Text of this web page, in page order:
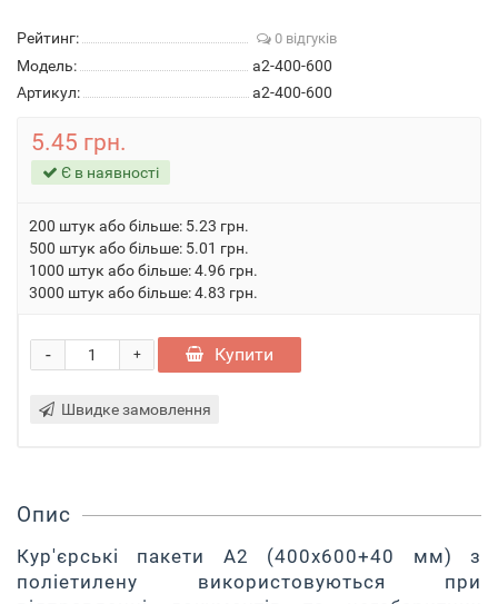
Рейтинг: 0 відгуків
Модель:
a2-400-600
Артикул:
a2-400-600
5.45 грн.
Є в наявності
200 штук або більше: 5.23 грн.
500 штук або більше: 5.01 грн.
1000 штук або більше: 4.96 грн.
3000 штук або більше: 4.83 грн.
+
- Купити
Швидке замовлення
Опис
Кур'єрські пакети A2 (400х600+40 мм) з
поліетилену використовуються при